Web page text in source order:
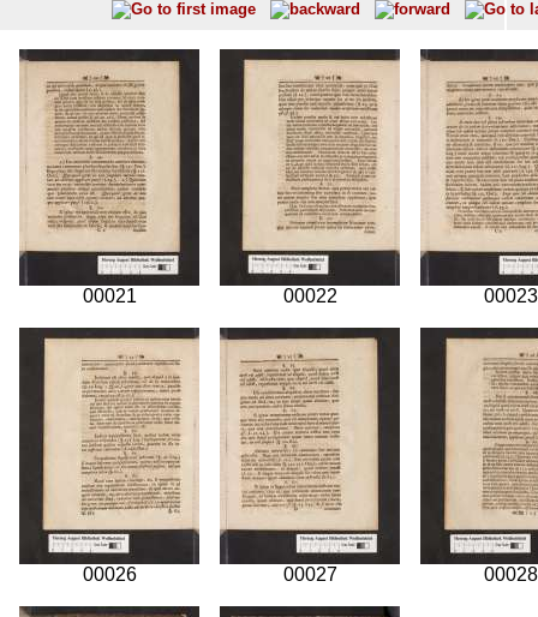
00021 00022 00023
00026 00027 00028